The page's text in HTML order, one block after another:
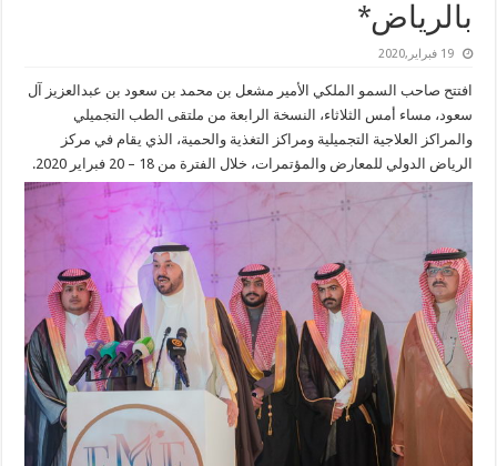
بالرياض*
19 فبراير,2020
افتتح صاحب السمو الملكي الأمير مشعل بن محمد بن سعود بن عبدالعزيز آل
سعود، مساء أمس الثلاثاء، النسخة الرابعة من ملتقى الطب التجميلي
والمراكز العلاجية التجميلية ومراكز التغذية والحمية، الذي يقام في مركز
الرياض الدولي للمعارض والمؤتمرات، خلال الفترة من 18 – 20 فبراير 2020.